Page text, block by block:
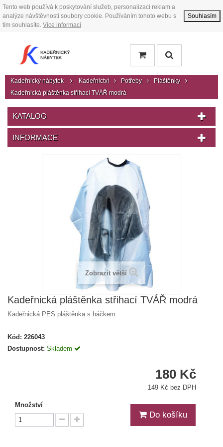
Tento web používá k poskytování služeb, personalizaci reklam a
analýze návštěvnosti soubory cookie. Používáním tohoto webu s
tím souhlasíte. Více informací
Souhlasím
Kadeřnický nábytek Kadeřnictví Potřeby
Pláštěnky
Kadeřnická pláštěnka střihací TVÁŘ modrá
KATALOG
INFORMACE
Zobrazit větší
Kadeřnická pláštěnka střihací TVÁŘ modrá
Kadeřnická PES pláštěnka s háčkem.
Kód: 226043
Dostupnost: Skladem
180 Kč
149 Kč bez DPH
Množství
Do košíku